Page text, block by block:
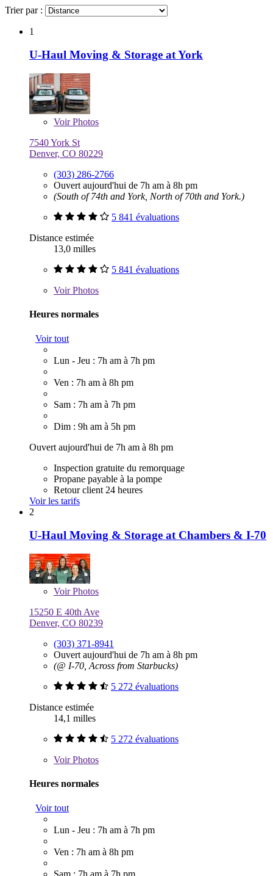
Trier par :
1
U-Haul Moving & Storage at York
VoirPhotos
7540 York St
Denver, CO 80229
(303) 286-2766
Ouvert aujourd'hui de 7h am à 8h pm
(South of 74th and York, North of 70th and York.)
5 841 évaluations
Distance estimée
13,0 milles
5 841 évaluations
VoirPhotos
Heures normales
Voir tout
Lun - Jeu : 7h am à 7h pm
Ven : 7h am à 8h pm
Sam : 7h am à 7h pm
Dim : 9h am à 5h pm
Ouvert aujourd'hui de 7h am à 8h pm
Inspection gratuite du remorquage
Propane payable à la pompe
Retour client 24 heures
Voir les tarifs
2
U-Haul Moving & Storage at Chambers & I-70
VoirPhotos
15250 E 40th Ave
Denver, CO 80239
(303) 371-8941
Ouvert aujourd'hui de 7h am à 8h pm
(@ I-70, Across from Starbucks)
5 272 évaluations
Distance estimée
14,1 milles
5 272 évaluations
VoirPhotos
Heures normales
Voir tout
Lun - Jeu : 7h am à 7h pm
Ven : 7h am à 8h pm
Sam : 7h am à 7h pm